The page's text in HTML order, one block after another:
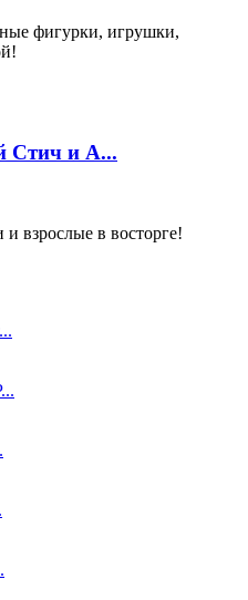
фигурки, игрушки,
Стич и А...
взрослые в восторге!